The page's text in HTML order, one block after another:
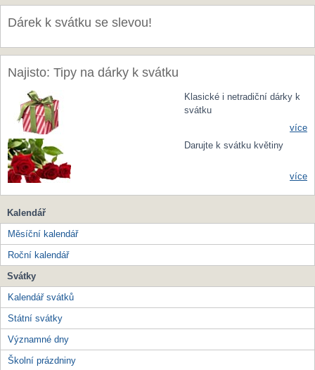
Dárek k svátku se slevou!
Najisto: Tipy na dárky k svátku
Klasické i netradiční dárky k
svátku
více
Darujte k svátku květiny
více
Kalendář
Měsíční kalendář
Roční kalendář
Svátky
Kalendář svátků
Státní svátky
Významné dny
Školní prázdniny